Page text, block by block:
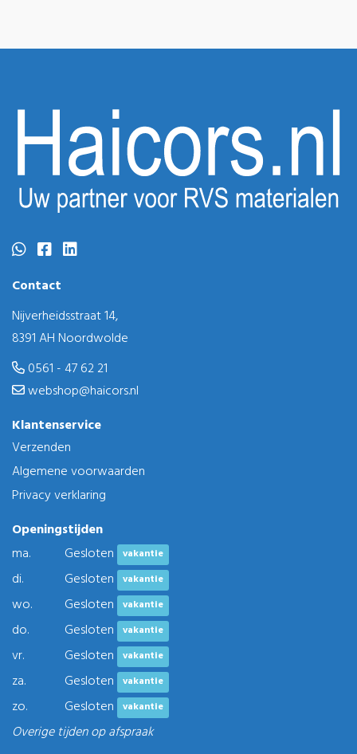
Contact
Nijverheidsstraat 14,
8391 AH Noordwolde
0561 - 47 62 21
webshop@haicors.nl
Klantenservice
Verzenden
Algemene voorwaarden
Privacy verklaring
Openingstijden
ma.
Gesloten vakantie
di. Gesloten vakantie
wo. Gesloten vakantie
do. Gesloten vakantie
vr. Gesloten vakantie
za. Gesloten vakantie
zo. Gesloten vakantie
Overige tijden op afspraak